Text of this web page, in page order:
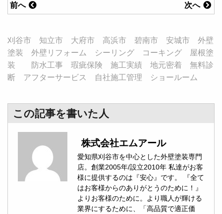
次へ
前へ
刈谷市 知立市 大府市 高浜市 碧南市 安城市 外壁
塗装 外壁リフォーム シーリング コーキング 屋根塗
装 防水工事 瑕疵保険 施工実績 地元密着 無料診
断 アフターサービス 自社施工管理 ショールーム
この記事を書いた人
株式会社エムアール
愛知県刈谷市を中心とした外壁塗装専門
店。創業2005年/設立2010年 私達がお客
様に提供するのは『安心』です。 『全て
はお客様からのありがとうのために！』
よりお客様のために。より職人が輝ける
業界にするために、「高品質で適正価